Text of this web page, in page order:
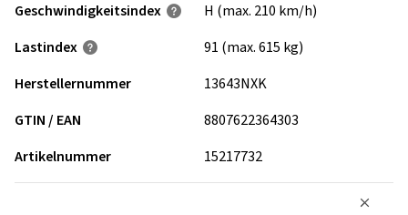
Geschwindigkeits­index
H (max. 210 km/h)
Lastindex
91 (max. 615 kg)
Herstellernummer
13643NXK
GTIN / EAN
8807622364303
Artikelnummer
15217732